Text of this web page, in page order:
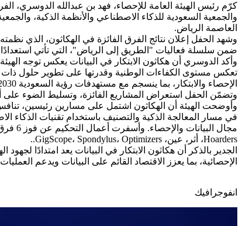
كرّم رئيس الهيئة العامة للإحصاء، فهد بن عبدالله الدوسري،
والجمعية السعودية للذكاء الاصطناعي والأنظمة الذكية،
العاصمة الرياض.
ضمن سلسلة فعاليات "الطريق إلى الرياض"، التي تأتي استعدادًا
وأكد الدوسري أن هكاثون الابتكار في البيانات يعكس توجه
تعكس مستوى الكفاءات الوطنية وقدرتها على تطوير حلول ذات
الإحصاء والابتكار، بما ينسجم مع مستهدفات رؤية السعودية 2030.
وتضمّن الحفل استعراض المشاريع الفائزة، وتسليط الضوء على
Hoarders، أثر، عين، GigScope، Spondylus، Optimizers..
الجدير بالذكر أن هكاثون الابتكار في البيانات يعد امتدادًا
الإحصائية، بما يعزز الاقتصاد القائم على البيانات ويدعم
انفوجرافيك